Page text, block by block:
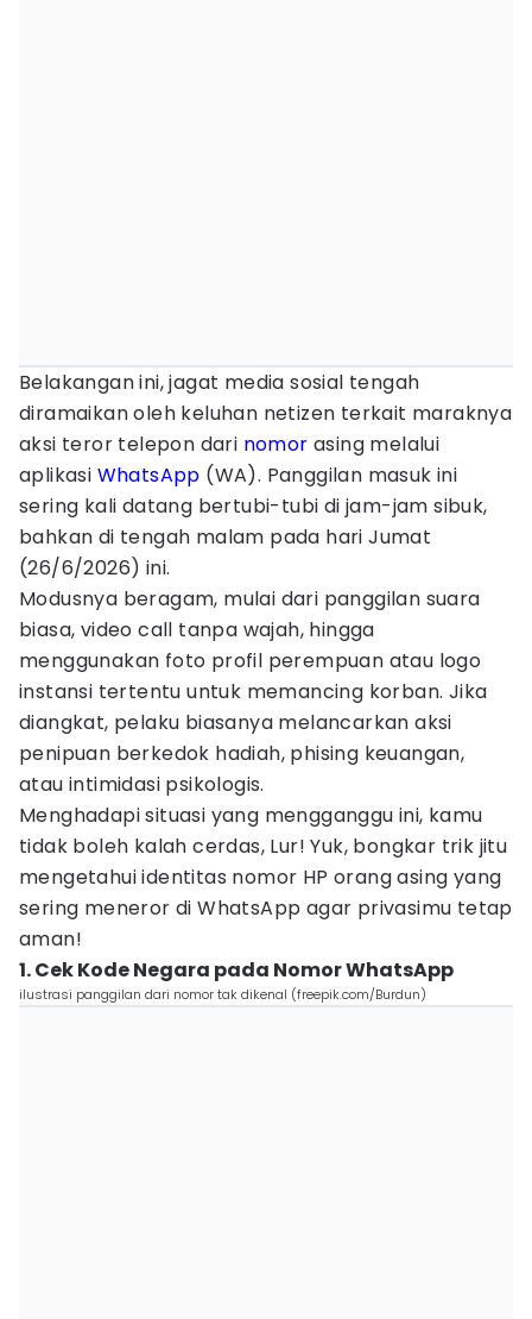
Belakangan ini, jagat media sosial tengah
diramaikan oleh keluhan netizen terkait maraknya
aksi teror telepon dari nomor asing melalui
aplikasi WhatsApp (WA). Panggilan masuk ini
sering kali datang bertubi-tubi di jam-jam sibuk,
bahkan di tengah malam pada hari Jumat
(26/6/2026) ini.
Modusnya beragam, mulai dari panggilan suara
biasa, video call tanpa wajah, hingga
menggunakan foto profil perempuan atau logo
instansi tertentu untuk memancing korban. Jika
diangkat, pelaku biasanya melancarkan aksi
penipuan berkedok hadiah, phising keuangan,
atau intimidasi psikologis.
Menghadapi situasi yang mengganggu ini, kamu
tidak boleh kalah cerdas, Lur! Yuk, bongkar trik jitu
mengetahui identitas nomor HP orang asing yang
sering meneror di WhatsApp agar privasimu tetap
aman!
1. Cek Kode Negara pada Nomor WhatsApp
ilustrasi panggilan dari nomor tak dikenal (freepik.com/Burdun)